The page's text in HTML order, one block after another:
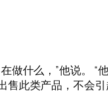
做什么，”他说。
售此类产品，不会